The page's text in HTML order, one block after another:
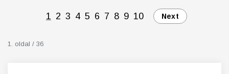
1 2 3 4 5 6 7 8 9 10 Next
1. oldal / 36